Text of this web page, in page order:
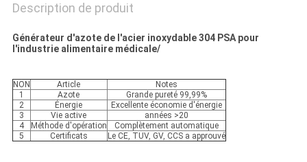
Description de produit
Générateur d'azote de l'acier inoxydable 304 PSA pour
l'industrie alimentaire médicale/
NON Article
Notes
1
Azote
Grande pureté 99,99%
2
Énergie
Excellente économie d'énergie
3
Vie active
années >20
4
Méthode d'opération
Complètement automatique
5
Certificats Le CE, TUV, GV, CCS a approuvé